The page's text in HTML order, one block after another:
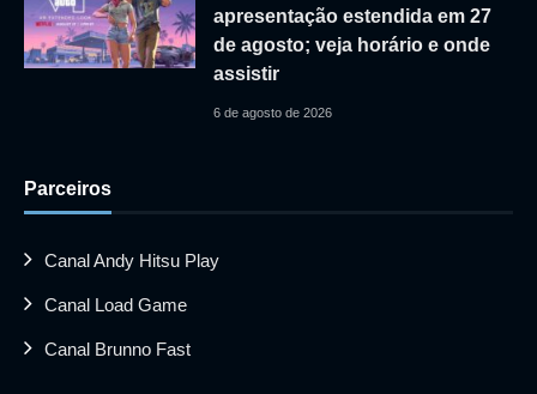
apresentação estendida em 27
de agosto; veja horário e onde
assistir
6 de agosto de 2026
Parceiros
Canal Andy Hitsu Play
Canal Load Game
Canal Brunno Fast